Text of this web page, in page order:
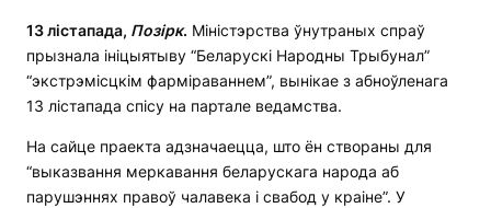
13 лістапада, Позірк. Міністэрства ўнутраных спраў
прызнала ініцыятыву “Беларускі Народны Трыбунал”
“экстрэмісцкім фарміраваннем”, вынікае з абноўленага
13 лістапада спісу на партале ведамства.
На сайце праекта адзначаецца, што ён створаны для
“выказвання меркавання беларускага народа аб
парушэннях правоў чалавека і свабод у краіне”. У